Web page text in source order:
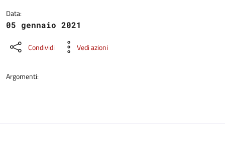
Data:
05 gennaio 2021
Condividi Vedi azioni
Argomenti: